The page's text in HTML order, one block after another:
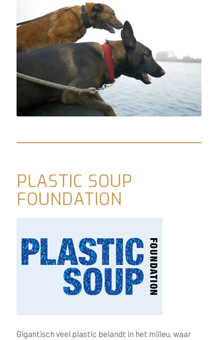
PLASTIC SOUP
FOUNDATION
Gigantisch veel plastic belandt in het milieu, waar